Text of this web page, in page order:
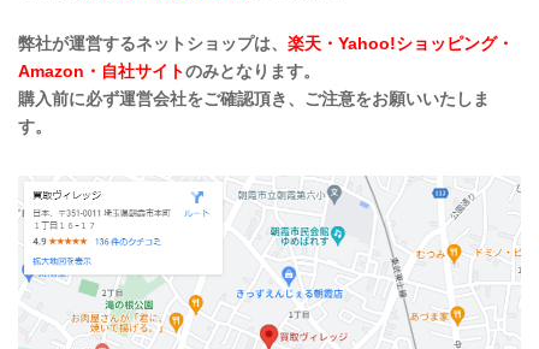
弊社が運営するネットショップは、 楽天・Yahoo!ショッピング・
Amazon・自社サイトのみとなります。
購入前に必ず運営会社をご確認頂き、ご注意をお願いいたしま
す。